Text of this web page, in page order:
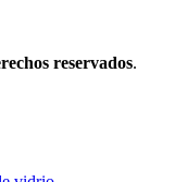
reservados.